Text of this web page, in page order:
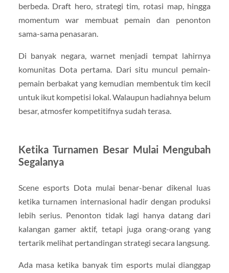
berbeda. Draft hero, strategi tim, rotasi map, hingga
momentum war membuat pemain dan penonton
sama-sama penasaran.
Di banyak negara, warnet menjadi tempat lahirnya
komunitas Dota pertama. Dari situ muncul pemain-
pemain berbakat yang kemudian membentuk tim kecil
untuk ikut kompetisi lokal. Walaupun hadiahnya belum
besar, atmosfer kompetitifnya sudah terasa.
Ketika Turnamen Besar Mulai Mengubah
Segalanya
Scene esports Dota mulai benar-benar dikenal luas
ketika turnamen internasional hadir dengan produksi
lebih serius. Penonton tidak lagi hanya datang dari
kalangan gamer aktif, tetapi juga orang-orang yang
tertarik melihat pertandingan strategi secara langsung.
Ada masa ketika banyak tim esports mulai dianggap